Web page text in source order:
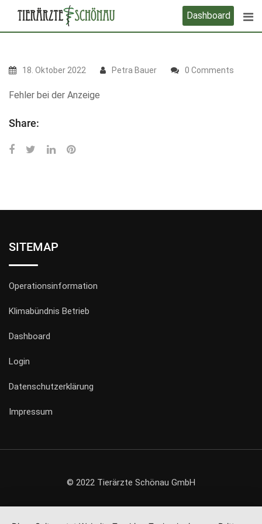
Dashboard
18. Oktober 2022 Petra Bauer 0 Comments
Fehler bei der Anzeige
Share:
SITEMAP
Operationsinformation
Klimabündnis Betrieb
Dashboard
Login
Datenschutzerklärung
Impressum
© 2022 Tierärzte Schönau GmbH